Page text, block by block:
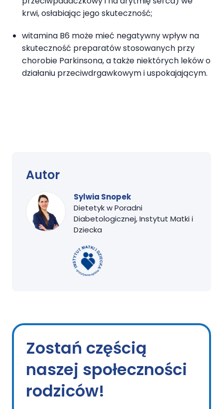
krwi, osłabiając jego skuteczność;
witamina B6 może mieć negatywny wpływ na
skuteczność preparatów stosowanych przy
chorobie Parkinsona, a także niektórych leków o
działaniu przeciwdrgawkowym i uspokajającym.
Autor
Sylwia Snopek
Dietetyk w Poradni
Diabetologicznej, Instytut Matki i
Dziecka
Zostań częścią
naszej społeczności
rodziców!